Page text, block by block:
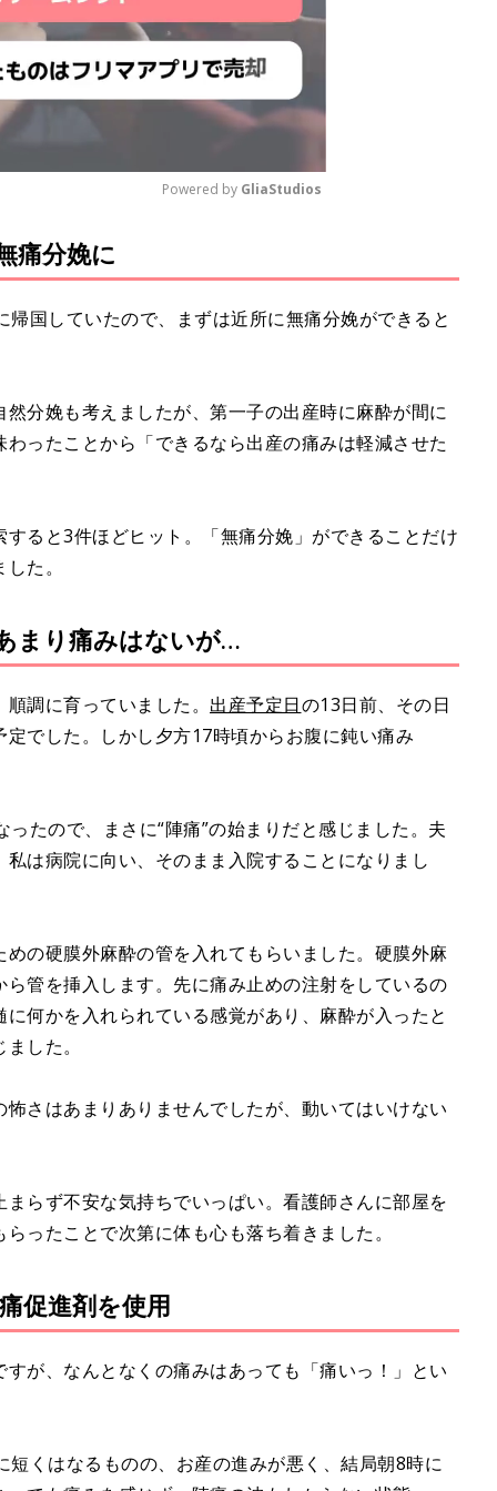
u
t
Powered by GliaStudios
痛分娩に
国していたので、まずは近所に無痛分娩ができると
分娩も考えましたが、第一子の出産時に麻酔が間に
わったことから「できるなら出産の痛みは軽減させた
すると3件ほどヒット。「無痛分娩」ができることだけ
た。
まり痛みはないが…
調に育っていました。 出産予定日の13日前、その日
でした。しかし夕方17時頃からお腹に鈍い痛み
たので、まさに“陣痛”の始まりだと感じました。夫
は病院に向い、そのまま入院することになりまし
の硬膜外麻酔の管を入れてもらいました。硬膜外麻
管を挿入します。先に痛み止めの注射をしているの
何かを入れられている感覚があり、麻酔が入ったと
した。
さはあまりありませんでしたが、動いてはいけない
らず不安な気持ちでいっぱい。看護師さんに部屋を
ったことで次第に体も心も落ち着きました。
促進剤を使用
が、なんとなくの痛みはあっても「痛いっ！」とい
くはなるものの、お産の進みが悪く、結局朝8時に